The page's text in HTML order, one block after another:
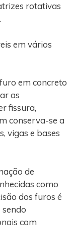
rotativas
em vários
em concreto
as
fissura,
conserva-se a
vigas e bases
de
como
dos furos é
com